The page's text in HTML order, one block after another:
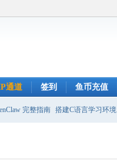
通道 签到 鱼币充值
完整指南 搭建C语言学习环境